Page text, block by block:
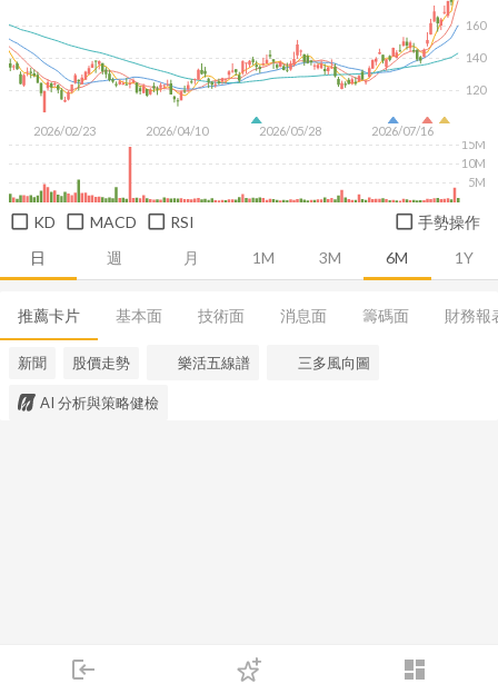
login dashboard
下單
日 週 月 1M 3M 6M 1Y
2026/02/23 2026/04/10 2026/05/28 2026/07/16
120
140
160
5M
10M
15M
KD MACD RSI 手勢操作
推薦卡片 基本面 技術面 消息面 籌碼面 財務報
新聞 股價走勢 樂活五線譜 三多風向圖
AI 分析與策略健檢